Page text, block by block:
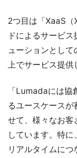
2つ目は「XaaS
ドによるサービ
ューションとし
上でサービス提供
「Lumadaには協
るユースケース
せて、様々なお客
しています。特
リアルタイムにつ